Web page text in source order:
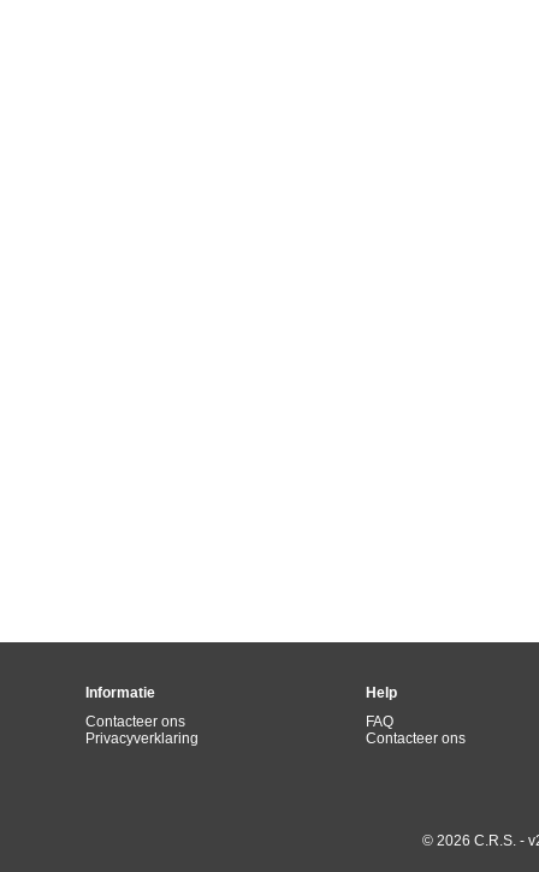
Informatie
Contacteer ons
Privacyverklaring
Help
FAQ
Contacteer ons
© 2026 C.R.S. -